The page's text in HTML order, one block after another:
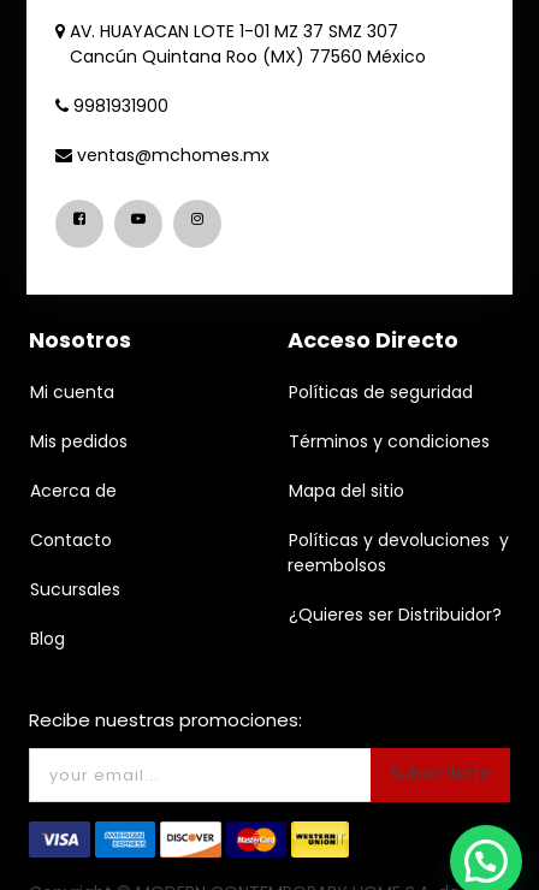
AV. HUAYACAN LOTE 1-01 MZ 37 SMZ 307
Cancún Quintana Roo (MX) 77560 México
9981931900
ventas@mchomes.mx
Nosotros
Mi cuenta
Mis pedidos
Acerca de
Contacto
Sucursales
Blog
Acceso Directo
Políticas de seguridad
Términos y condiciones
Mapa del sitio
Políticas y devoluciones y
reembolsos
¿Quieres ser Distribuidor?
Recibe nuestras promociones:
Subscríbete